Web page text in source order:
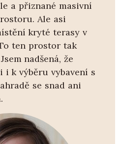
a přiznané masivní
Ale asi
kryté terasy v
ten prostor tak
nadšená, že
k výběru vybavení s
se snad ani